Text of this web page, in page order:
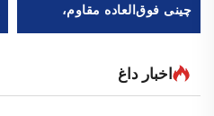
چینی فوق‌العاده مقاوم،
کارخانه تولیدکننده رنگ
توزیع‌کنندگان و خرده‌فروشان
اخبار داغ